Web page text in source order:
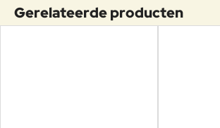
Gerelateerde producten